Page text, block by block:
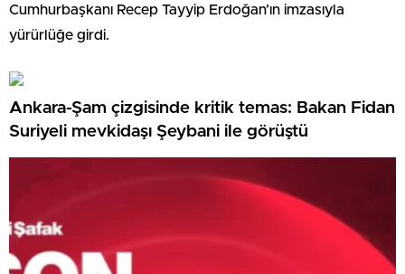
Cumhurbaşkanı Recep Tayyip Erdoğan’ın imzasıyla
yürürlüğe girdi.
Ankara-Şam çizgisinde kritik temas: Bakan Fidan
Suriyeli mevkidaşı Şeybani ile görüştü